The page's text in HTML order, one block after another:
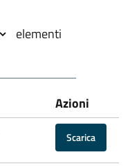
elementi
Azioni
Scarica